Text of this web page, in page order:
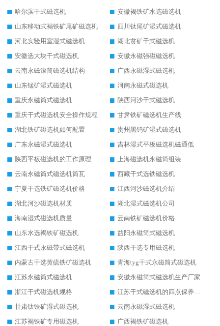
哈尔滨干式磁选机
安徽褐铁矿水选磁选机
山东移动式褐铁矿尾矿磁选机
四川钛尾矿湿式磁选机
河北实验用室湿式磁选机
湖北贫矿干式磁选机
安徽选大块干式磁选机
安徽永磁强磁磁选机
云南永磁滚筒磁选机结构
广西永磁湿式磁选机
山东锰矿湿式磁选机
河南永磁式磁选机
重庆永磁筒式磁选机
陕西河沙干式磁选机
重庆干式磁选机安全操作规程
甘肃铁矿磁选机生产线
湖北铁矿磁选机如何配置
贵州黑钨矿湿式磁选机
广东永磁湿式磁选机
吉林湿式平板磁选机磁通低
陕西平板磁选机的工作原理
上海磁选机永磁筒组装
云南永磁筒式磁选机筒瓦
西藏干式选铁磁选机
宁夏干选铁矿磁选机价格
江西河沙磁选机介绍
湖北河沙磁选机材质
湖北湿式磁选机公司
海南湿式磁选机质量
云南铁矿磁选机价格
山东水选褐铁矿磁选机
益阳永磁筒式磁选机
江西干式永磁带式磁选机
陕西干选专用磁选机
内蒙古干选黄硫铁矿磁选机
青海tyg干式永磁筒式磁选机
江苏永磁筒式磁选机
安徽永磁筒式磁选机生产厂家
浙江干式磁选机规格
江苏干式磁选机的四点保养秘籍
甘肃钛铁矿湿式磁选机
云南永磁湿式磁选机
江苏褐铁矿专用磁选机
广西褐铁矿磁选机